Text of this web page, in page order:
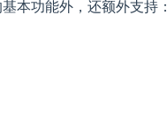
本功能外，还额外支持：